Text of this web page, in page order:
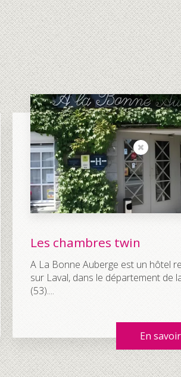
Les chambres twin
A La Bonne Auberge est un hôtel
sur Laval, dans le département de
(53)....
En